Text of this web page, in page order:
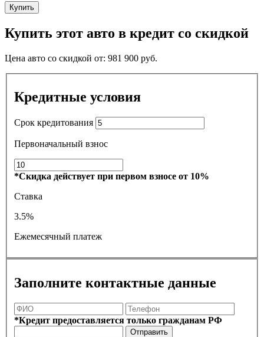
Купить
Купить этот авто в кредит со скидкой
Цена авто со скидкой от: 981 900 руб.
Кредитные условия
Срок кредитования
Первоначальный взнос
*Скидка действует при первом взносе от 10%
Ставка
3.5%
Ежемесячный платеж
Заполните контактные данные
*Кредит предоставляется только гражданам РФ
Отправить